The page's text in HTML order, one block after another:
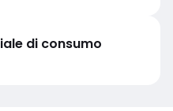
di consumo